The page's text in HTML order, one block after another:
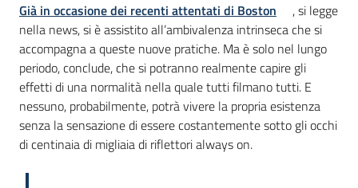
Già in occasione dei recenti attentati di Boston
, si legge
nella news, si è assistito all’ambivalenza intrinseca che si
accompagna a queste nuove pratiche. Ma è solo nel lungo
periodo, conclude, che si potranno realmente capire gli
effetti di una normalità nella quale tutti filmano tutti. E
nessuno, probabilmente, potrà vivere la propria esistenza
senza la sensazione di essere costantemente sotto gli occhi
di centinaia di migliaia di riflettori always on.